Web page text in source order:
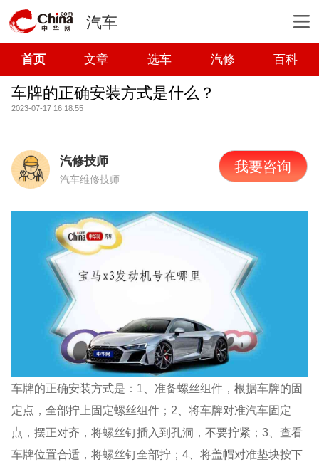
汽车
首页 文章 选车 汽修 百科
车牌的正确安装方式是什么？
2023-07-17 16:18:55
汽修技师
汽车维修技师
我要咨询
车牌的正确安装方式是：1、准备螺丝组件，根据车牌的固
定点，全部拧上固定螺丝组件；2、将车牌对准汽车固定
点，摆正对齐，将螺丝钉插入到孔洞，不要拧紧；3、查看
车牌位置合适，将螺丝钉全部拧；4、将盖帽对准垫块按下